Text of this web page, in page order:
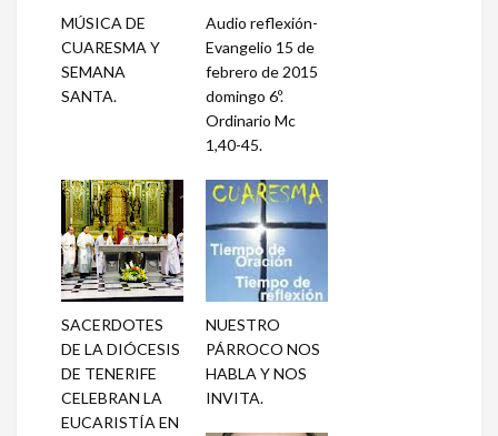
MÚSICA DE
CUARESMA Y
SEMANA
SANTA.
Audio reflexión-
Evangelio 15 de
febrero de 2015
domingo 6º.
Ordinario Mc
1,40-45.
SACERDOTES
DE LA DIÓCESIS
DE TENERIFE
CELEBRAN LA
EUCARISTÍA EN
NUESTRO
PÁRROCO NOS
HABLA Y NOS
INVITA.